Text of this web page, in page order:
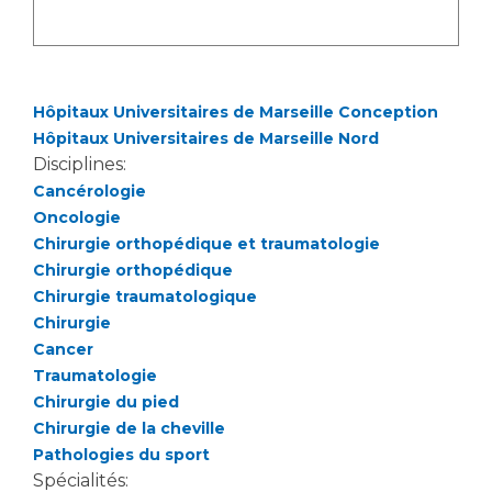
Accueil sourds et malentendants
Charte Romain Jacob
Mouvement Parcours Handicap 13
Activité physique
Cancer
Médecine nucléaire
Professionnels de santé
Adresser un patient
Réseaux de soins
Adresser un examen au Laboratoire de Biologie
Médicale
Radiologie / Imagerie
Cancérologie
Les pôles d'activité médicale
Anatomie et Cytologie Pathologiques
Adresser un examen au Laboratoire d'Infectiologie
Centres de référence Maladies Rares
Plateforme d'Expertise Maladies Rares
Hôpitaux Universitaires de Marseille Conception
Hôpitaux Universitaires de Marseille Nord
Disciplines:
Cancérologie
Oncologie
Chirurgie orthopédique et traumatologie
Chirurgie orthopédique
Chirurgie traumatologique
Chirurgie
Cancer
Traumatologie
Chirurgie du pied
Chirurgie de la cheville
Pathologies du sport
Spécialités: